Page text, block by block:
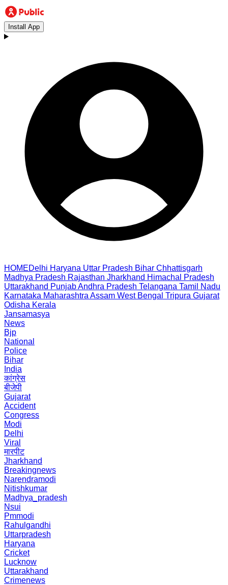
Install App
HOMEDelhi Haryana Uttar Pradesh Bihar Chhattisgarh
Madhya Pradesh Rajasthan Jharkhand Himachal Pradesh
Uttarakhand PunjabAndhra Pradesh Telangana Tamil Nadu
Karnataka Maharashtra Assam West Bengal Tripura Gujarat
Odisha Kerala
Jansamasya
News
Bjp
National
Police
Bihar
India
कांग्रेस
बीजेपी
Gujarat
Accident
Congress
Modi
Delhi
Viral
मारपीट
Jharkhand
Breakingnews
Narendramodi
Nitishkumar
Madhya_pradesh
Nsui
Pmmodi
Rahulgandhi
Uttarpradesh
Haryana
Cricket
Lucknow
Uttarakhand
Crimenews